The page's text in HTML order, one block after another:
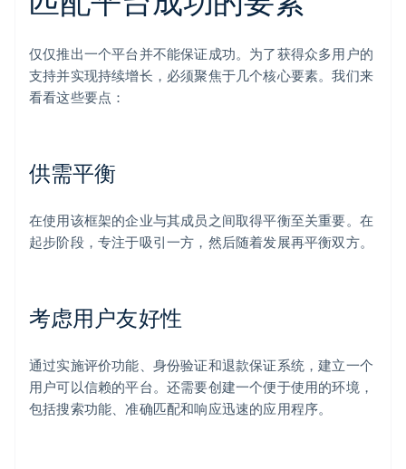
仅仅推出一个平台并不能保证成功。为了获得众多用户的
支持并实现持续增长，必须聚焦于几个核心要素。我们来
看看这些要点：
供需平衡
在使用该框架的企业与其成员之间取得平衡至关重要。在
起步阶段，专注于吸引一方，然后随着发展再平衡双方。
考虑用户友好性
通过实施评价功能、身份验证和退款保证系统，建立一个
用户可以信赖的平台。还需要创建一个便于使用的环境，
包括搜索功能、准确匹配和响应迅速的应用程序。